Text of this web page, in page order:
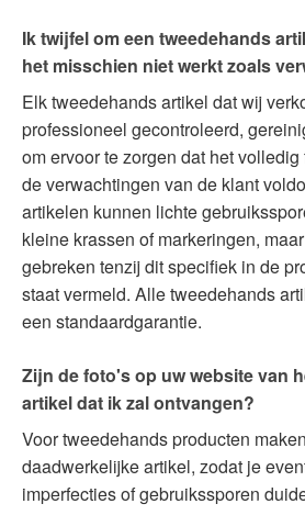
Ik twijfel om een tweedehands
het misschien niet werkt zoals
Elk tweedehands artikel dat wij
professioneel gecontroleerd,
om ervoor te zorgen dat het
de verwachtingen van de klant
artikelen kunnen lichte
kleine krassen of markeringen,
gebreken tenzij dit specifiek in de
staat vermeld. Alle tweedehands
een standaardgarantie.
Zijn de foto's op uw website van
artikel dat ik zal ontvangen?
Voor tweedehands producten
daadwerkelijke artikel, zodat je
imperfecties of gebruikssporen